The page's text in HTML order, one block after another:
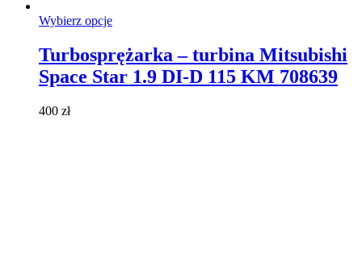
Wybierz opcjeTen
wiele
wariantów.
Turbosprężarka – turbina Mitsubishi
Space Star 1.9 DI-D 115 KM 708639
400 zł